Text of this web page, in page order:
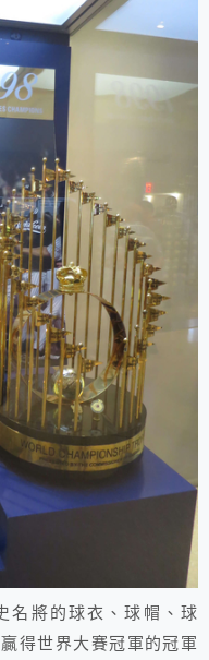
將的球衣、球帽、球
得世界大賽冠軍的冠軍